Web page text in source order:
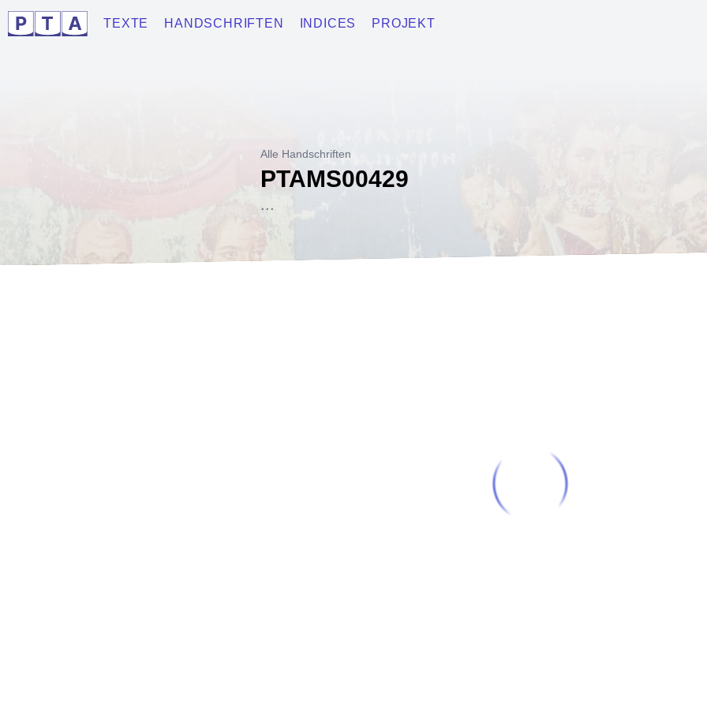
TEXTE HANDSCHRIFTEN INDICES PROJEKT
Alle Handschriften
PTAMS00429
...